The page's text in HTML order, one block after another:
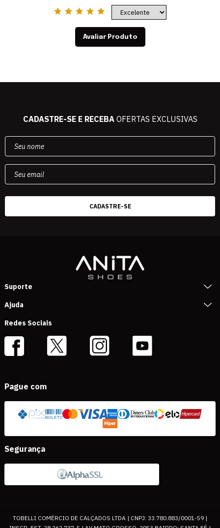
Avaliar Produto
CADASTRE-SE E RECEBAOFERTAS EXCLUSIVAS
Suporte
Ajuda
Redes Sociais
Pague com
Segurança
TOBELLI COMÉRCIO DE CALÇADOS LTDA | CNPJ: 33.780.883/0001-59 |